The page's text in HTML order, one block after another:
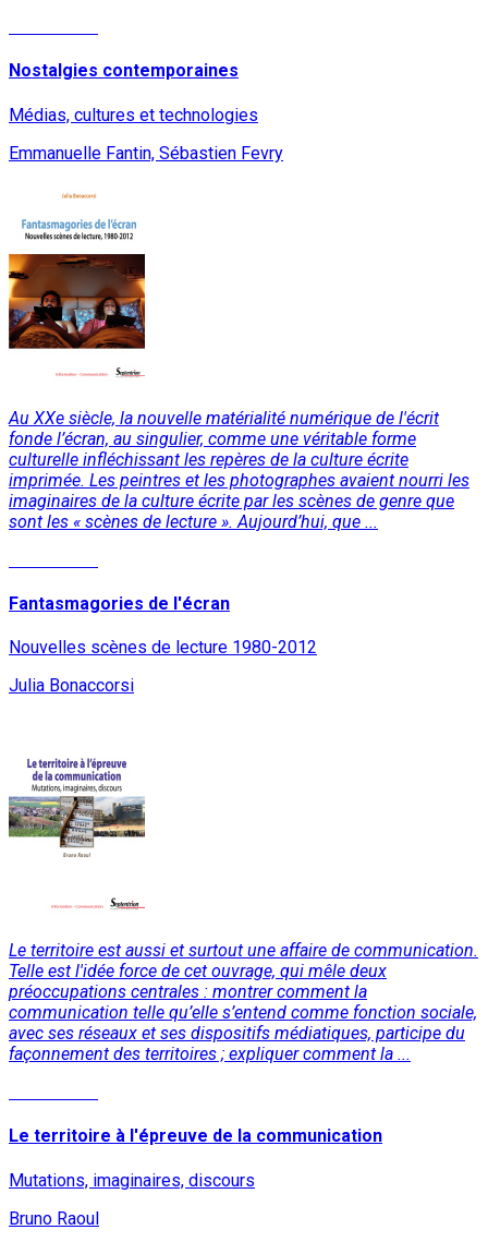
Nostalgies contemporaines
Médias, cultures et technologies
Emmanuelle Fantin, Sébastien Fevry
Au XXe siècle, la nouvelle matérialité numérique de l'écrit
fonde l’écran, au singulier, comme une véritable forme
culturelle infléchissant les repères de la culture écrite
imprimée. Les peintres et les photographes avaient nourri les
imaginaires de la culture écrite par les scènes de genre que
sont les « scènes de lecture ». Aujourd’hui, que ...
Fantasmagories de l'écran
Nouvelles scènes de lecture 1980-2012
Julia Bonaccorsi
Le territoire est aussi et surtout une affaire de communication.
Telle est l'idée force de cet ouvrage, qui mêle deux
préoccupations centrales : montrer comment la
communication telle qu’elle s’entend comme fonction sociale,
avec ses réseaux et ses dispositifs médiatiques, participe du
façonnement des territoires ; expliquer comment la ...
Le territoire à l'épreuve de la communication
Mutations, imaginaires, discours
Bruno Raoul